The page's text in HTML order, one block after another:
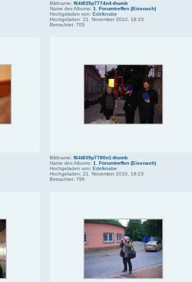
Bildname: f64t839p7774n4-thumb
Name des Albums: 1. Forumtreffen (Eisenach)
Hochgeladen von: Edelknabe
Hochgeladen: 21. November 2010, 18:23
Betrachtet: 705
Bildname: f64t839p7780n1-thumb
Name des Albums: 1. Forumtreffen (Eisenach)
Hochgeladen von: Edelknabe
Hochgeladen: 21. November 2010, 18:23
Betrachtet: 796